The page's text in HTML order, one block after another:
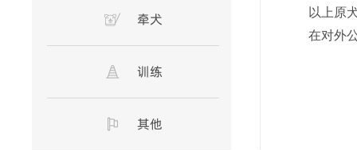
牵犬
训练
其他
以上原
在对外